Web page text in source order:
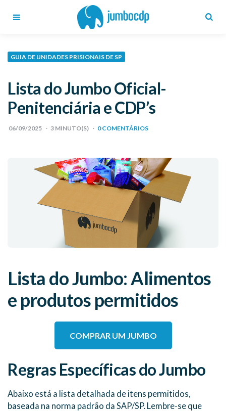
GUIA DE UNIDADES PRISIONAIS DE SP
Lista do Jumbo Oficial-
Penitenciária e CDP’s
06/09/2025 3 MINUTO(S) 0 COMENTÁRIOS
Lista do Jumbo: Alimentos
e produtos permitidos
COMPRAR UM JUMBO
Regras Específicas do Jumbo
Abaixo está a lista detalhada de itens permitidos,
baseada na norma padrão da SAP/SP. Lembre-se que